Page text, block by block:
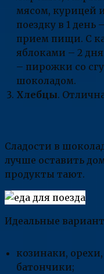
мясом, курицей
поездку в 1 день
прием пищи. С
яблоками – 2
– пирожки со
шоколадом.
Хлебцы.
Сладости в
лучше оставить
продукты тают.
Идеальные
козинаки,
батончики;